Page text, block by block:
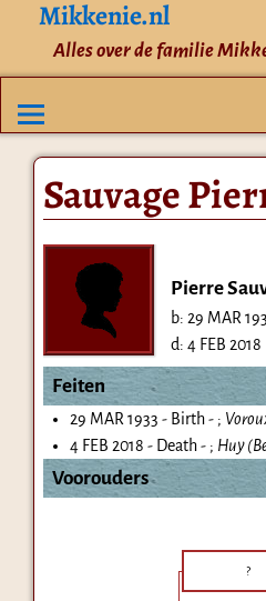
Mikkenie.nl
Alles over de familie
Sauvage
Pierre
b: 29 MAR
d: 4 FEB 2018
Feiten
29 MAR 1933 - Birth - ;
4 FEB 2018 - Death - ; Huy
Voorouders
?